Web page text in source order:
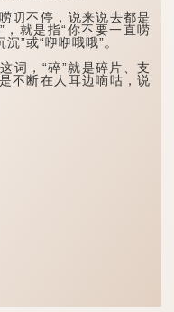
不停，说来说去都是
就是指“你不要一直唠
”或“咿咿哦哦”。
，“碎”就是碎片、支
不断在人耳边嘀咕，说